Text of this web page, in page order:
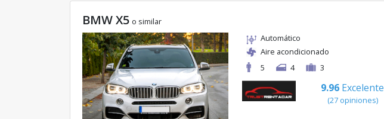
BMW X5 o similar
Automático
Aire acondicionado
5
4 3
9.96 Excelente
(27 opiniones)